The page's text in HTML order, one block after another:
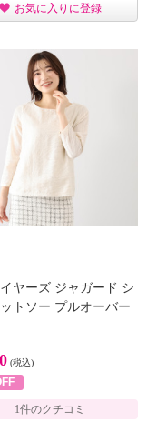
お気に入りに登録
ヤーズ ジャガード シ
トソー プルオーバー
(税込)
1件のクチコミ